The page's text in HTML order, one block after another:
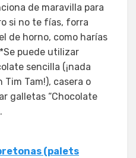
de maravilla para
si no te fías, forra
de horno, como harías
puede utilizar
sencilla (¡nada
Tam!), casera o
galletas “Chocolate
(palets